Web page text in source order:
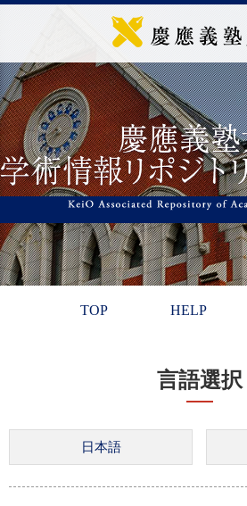
TOP HELP
言語選択